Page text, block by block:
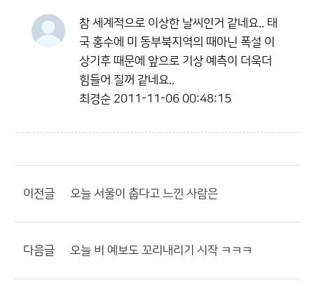
참 세계적으로 이상한 날씨인거 같네요.. 태
국 홍수에 미 동부북지역의 때아닌 폭설 이
상기후 때문에 앞으로 기상 예측이 더욱더
힘들어 질꺼 같네요..
최경순 2011-11-06 00:48:15
이전글 오늘 서울이 춥다고 느낀 사람은
다음글 오늘 비 예보도 꼬리내리기 시작 ㅋㅋㅋ